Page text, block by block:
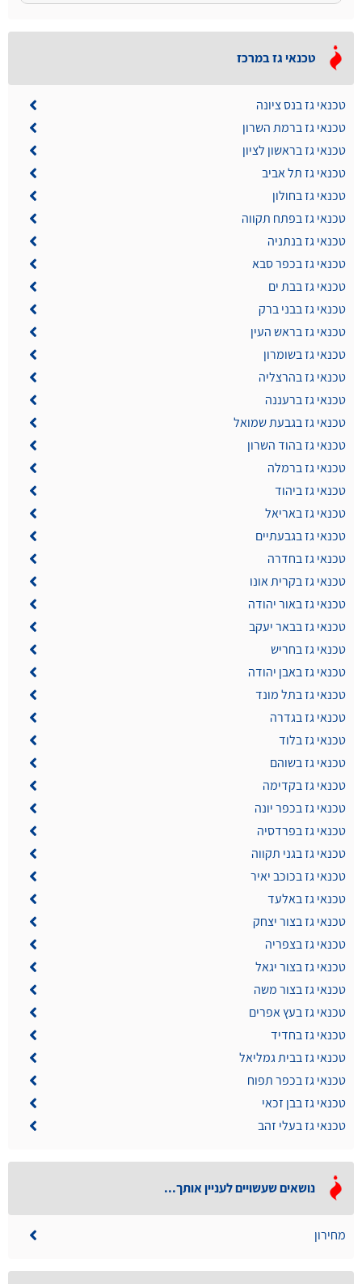
טכנאי גז במרכז
טכנאי גז בנס ציונה
טכנאי גז ברמת השרון
טכנאי גז בראשון לציון
טכנאי גז תל אביב
טכנאי גז בחולון
טכנאי גז בפתח תקווה
טכנאי גז בנתניה
טכנאי גז בכפר סבא
טכנאי גז בבת ים
טכנאי גז בבני ברק
טכנאי גז בראש העין
טכנאי גז בשומרון
טכנאי גז בהרצליה
טכנאי גז ברעננה
טכנאי גז בגבעת שמואל
טכנאי גז בהוד השרון
טכנאי גז ברמלה
טכנאי גז ביהוד
טכנאי גז באריאל
טכנאי גז בגבעתיים
טכנאי גז בחדרה
טכנאי גז בקרית אונו
טכנאי גז באור יהודה
טכנאי גז בבאר יעקב
טכנאי גז בחריש
טכנאי גז באבן יהודה
טכנאי גז בתל מונד
טכנאי גז בגדרה
טכנאי גז בלוד
טכנאי גז בשוהם
טכנאי גז בקדימה
טכנאי גז בכפר יונה
טכנאי גז בפרדסיה
טכנאי גז בגני תקווה
טכנאי גז בכוכב יאיר
טכנאי גז באלעד
טכנאי גז בצור יצחק
טכנאי גז בצפריה
טכנאי גז בצור יגאל
טכנאי גז בצור משה
טכנאי גז בעץ אפרים
טכנאי גז בחדיד
טכנאי גז בבית גמליאל
טכנאי גז בכפר תפוח
טכנאי גז בבן זכאי
טכנאי גז בעלי זהב
נושאים שעשויים לעניין אותך...
מחירון